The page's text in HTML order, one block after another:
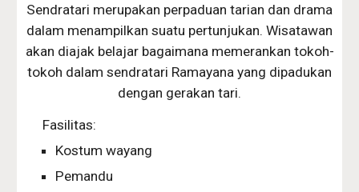
Sendratari merupakan perpaduan tarian dan drama
dalam menampilkan suatu pertunjukan. Wisatawan
akan diajak belajar bagaimana memerankan tokoh-
tokoh dalam sendratari Ramayana yang dipadukan
dengan gerakan tari.
Fasilitas:
Kostum wayang
Pemandu